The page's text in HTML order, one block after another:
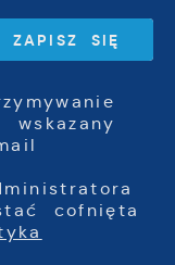
cofnięta